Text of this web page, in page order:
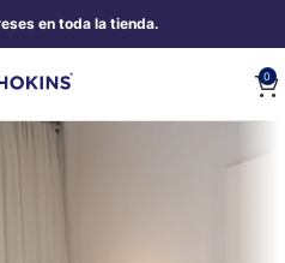
en toda la tienda.
0